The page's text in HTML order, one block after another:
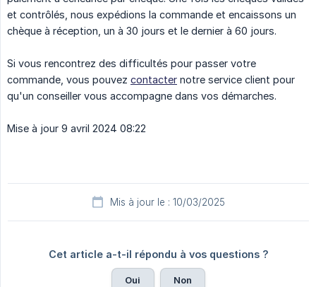
et contrôlés, nous expédions la commande et encaissons un
chèque à réception, un à 30 jours et le dernier à 60 jours.
Si vous rencontrez des difficultés pour passer votre
commande, vous pouvez contacter notre service client pour
qu'un conseiller vous accompagne dans vos démarches.
Mise à jour 9 avril 2024 08:22
Mis à jour le : 10/03/2025
Cet article a-t-il répondu à vos questions ?
Oui Non